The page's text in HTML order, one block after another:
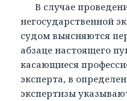
В случае
негосударственной
судом выясняются
абзаце настоящего
касающиеся
эксперта, в
экспертизы